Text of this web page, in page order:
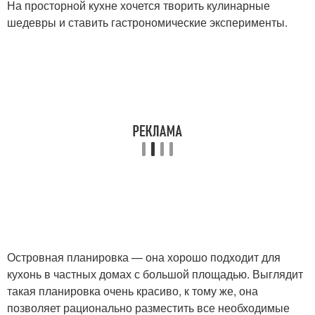
На просторной кухне хочется творить кулинарные
шедевры и ставить гастрономические эксперименты.
Островная планировка — она хорошо подходит для
кухонь в частных домах с большой площадью. Выглядит
такая планировка очень красиво, к тому же, она
позволяет рационально разместить все необходимые